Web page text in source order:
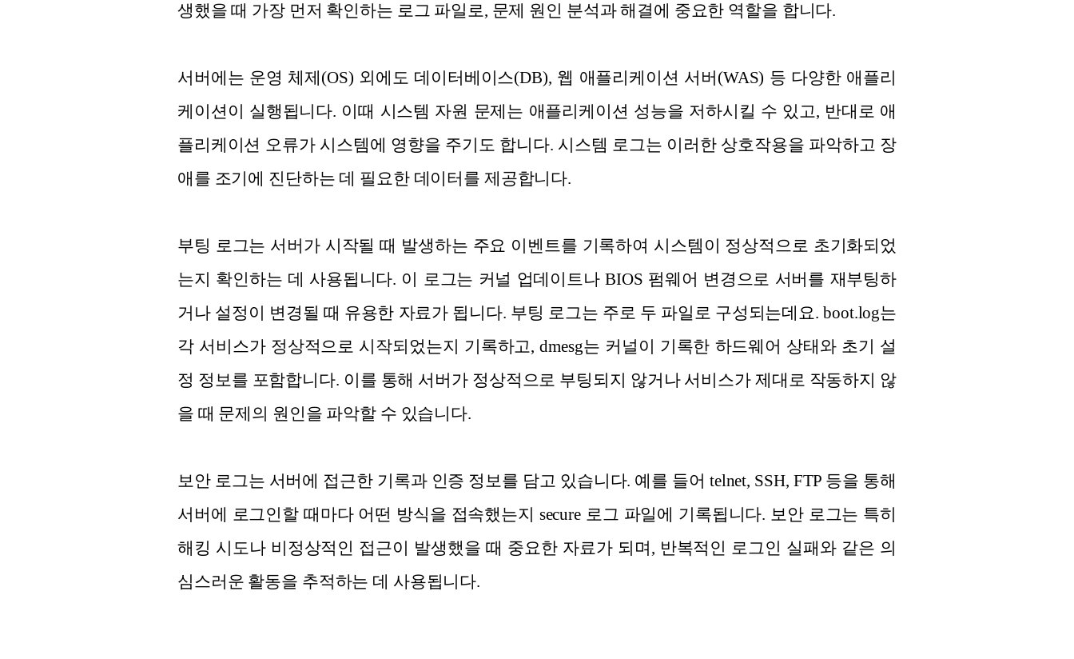
생했을 때 가장 먼저 확인하는 로그 파일로, 문제 원인 분석과 해결에 중요한 역할을 합니다.
서버에는 운영 체제(OS) 외에도 데이터베이스(DB), 웹 애플리케이션 서버(WAS) 등 다양한 애플리
케이션이 실행됩니다. 이때 시스템 자원 문제는 애플리케이션 성능을 저하시킬 수 있고, 반대로 애
플리케이션 오류가 시스템에 영향을 주기도 합니다. 시스템 로그는 이러한 상호작용을 파악하고 장
애를 조기에 진단하는 데 필요한 데이터를 제공합니다.
부팅 로그는 서버가 시작될 때 발생하는 주요 이벤트를 기록하여 시스템이 정상적으로 초기화되었
는지 확인하는 데 사용됩니다. 이 로그는 커널 업데이트나 BIOS 펌웨어 변경으로 서버를 재부팅하
거나 설정이 변경될 때 유용한 자료가 됩니다. 부팅 로그는 주로 두 파일로 구성되는데요. boot.log는
각 서비스가 정상적으로 시작되었는지 기록하고, dmesg는 커널이 기록한 하드웨어 상태와 초기 설
정 정보를 포함합니다. 이를 통해 서버가 정상적으로 부팅되지 않거나 서비스가 제대로 작동하지 않
을 때 문제의 원인을 파악할 수 있습니다.
보안 로그는 서버에 접근한 기록과 인증 정보를 담고 있습니다. 예를 들어 telnet, SSH, FTP 등을 통해
서버에 로그인할 때마다 어떤 방식을 접속했는지 secure 로그 파일에 기록됩니다. 보안 로그는 특히
해킹 시도나 비정상적인 접근이 발생했을 때 중요한 자료가 되며, 반복적인 로그인 실패와 같은 의
심스러운 활동을 추적하는 데 사용됩니다.